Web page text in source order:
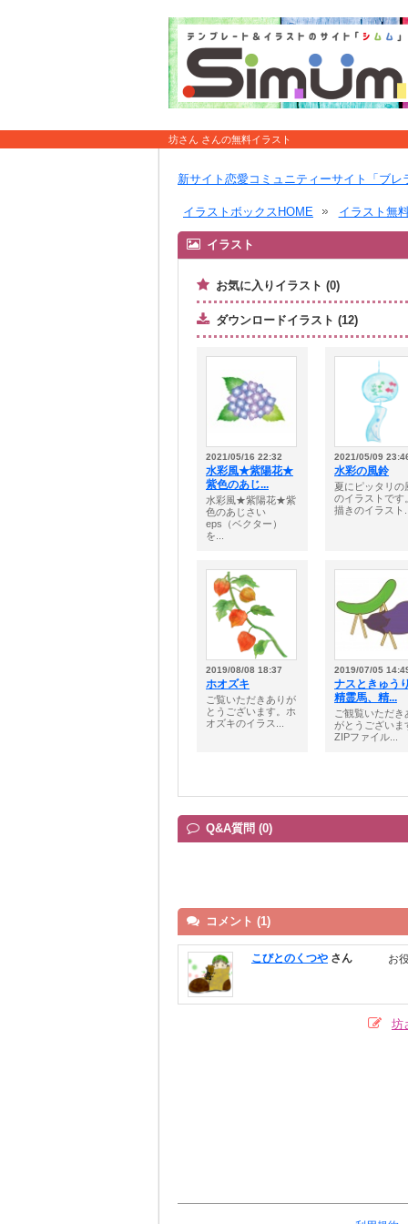
坊さん さんの無料イラスト
新サイト恋愛コミュニティーサイト「ブレ
イラストボックスHOME イラスト無
イラスト
お気に入りイラスト (0)
ダウンロードイラスト (12)
2021/05/16 22:32
水彩風★紫陽花★
紫色のあじ...
水彩風★紫陽花★紫
色のあじさい
eps（ベクター）
を...
2021/05/09
水彩の風鈴
夏にピッタリの
のイラストです
描きのイラスト
2019/08/08 18:37
ホオズキ
ご覧いただきありが
とうございます。ホ
オズキのイラス...
2019/07/05
ナスときゅ
精霊馬、精...
ご観覧いただき
がとうございま
ZIPファイル...
Q&A質問 (0)
コメント (1)
こびとのくつや さん お
坊